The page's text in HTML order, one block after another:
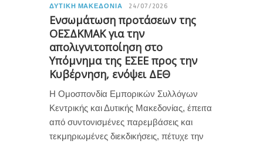
ΔΥΤΙΚΉ ΜΑΚΕΔΟΝΊΑ 24/07/2026
Ενσωμάτωση προτάσεων της
ΟΕΣΔΚΜΑΚ για την
απολιγνιτοποίηση στο
Υπόμνημα της ΕΣΕΕ προς την
Κυβέρνηση, ενόψει ΔΕΘ
Η Ομοσπονδία Εμπορικών Συλλόγων
Κεντρικής και Δυτικής Μακεδονίας, έπειτα
από συντονισμένες παρεμβάσεις και
τεκμηριωμένες διεκδικήσεις, πέτυχε την